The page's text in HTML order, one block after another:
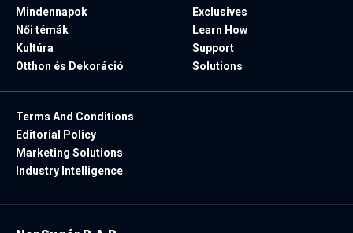
Mindennapok
Női témák
Kultúra
Otthon és Dekoráció
Exclusives
Learn How
Support
Solutions
Terms And Conditions
Editorial Policy
Marketing Solutions
Industry Intelligence